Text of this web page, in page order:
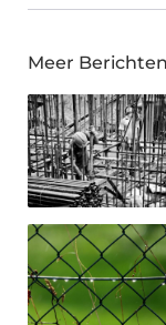
Meer Berichten